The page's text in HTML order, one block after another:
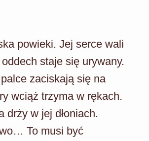
powieki. Jej serce wali
oddech staje się urywany.
zaciskają się na
wciąż trzyma w rękach.
drży w jej dłoniach.
To musi być